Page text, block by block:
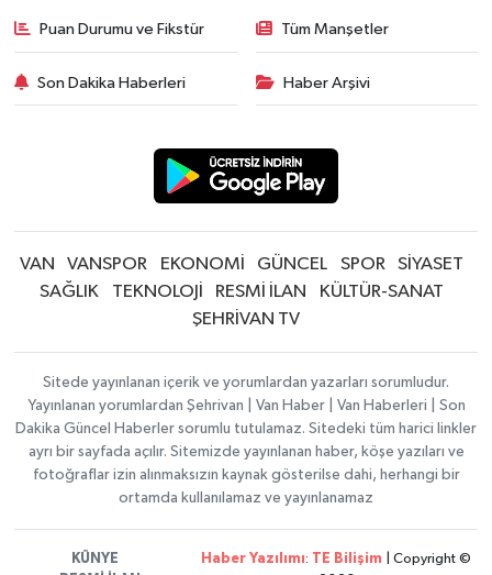
Puan Durumu ve Fikstür Tüm Manşetler
Son Dakika Haberleri Haber Arşivi
VAN VANSPOR EKONOMİ GÜNCEL SPOR
SİYASET
SAĞLIK
TEKNOLOJİ RESMİ İLAN
KÜLTÜR-SANAT
ŞEHRİVAN TV
Sitede yayınlanan içerik ve yorumlardan yazarları sorumludur.
Yayınlanan yorumlardan Şehrivan | Van Haber | Van Haberleri | Son
Dakika Güncel Haberler sorumlu tutulamaz. Sitedeki tüm harici linkler
ayrı bir sayfada açılır. Sitemizde yayınlanan haber, köşe yazıları ve
fotoğraflar izin alınmaksızın kaynak gösterilse dahi, herhangi bir
ortamda kullanılamaz ve yayınlanamaz
KÜNYE
Haber Yazılımı: TE Bilişim | Copyright ©